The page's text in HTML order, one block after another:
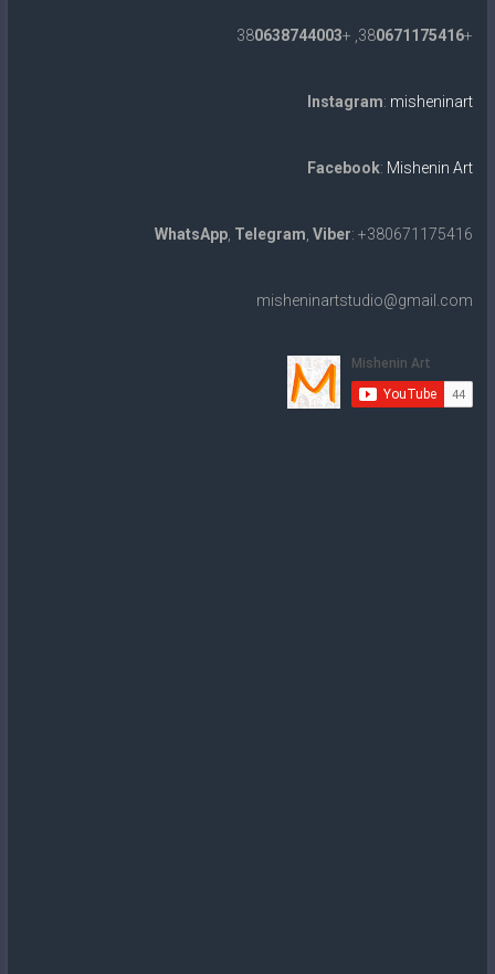
+38
0671175416
, +38
0638744003
Instagram: misheninart
Facebook: Mishenin Art
WhatsApp Telegram Viber: +380671175416
misheninartstudio@gmail.com